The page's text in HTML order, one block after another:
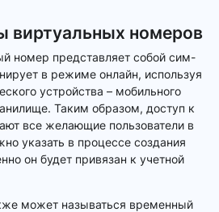
виртуальных номеров
номер представляет собой сим-
в режиме онлайн, используя
устройства – мобильного
Таким образом, доступ к
все желающие пользователи в
указать в процессе создания
он будет привязан к учетной
может называться временный